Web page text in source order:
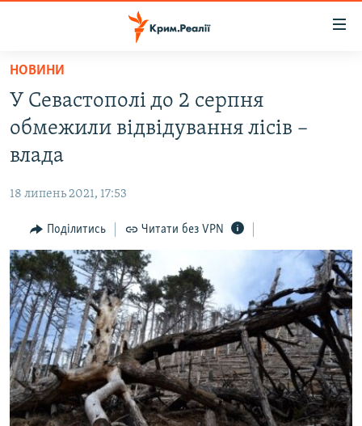
Перейти
основного
матеріалу
до
основної
Перейти
до
пошуку
ВОДА.КРИМ
БЛОГИ
ПОГЛЯД
ІНТЕРВ'Ю
ВСЕ ЗА ДЕНЬ
СПЕЦПРОЕКТИ
ДЕПОРТАЦІЯ
ВІДЕОУРОКИ «ELIFBE»
СВІДЧЕННЯ ОКУПАЦІЇ
ЯК ОБІЙТИ БЛОКУВАННЯ
Русский
Qırımtatar
НОВИНИ
У Севастополі до 2 серпня
обмежили відвідування лісів –
влада
18 липень 2021, 17:53
Поділитись Читати без VPN